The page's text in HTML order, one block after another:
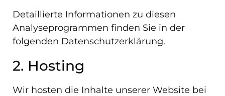
Detaillierte Informationen zu diesen
Analyseprogrammen finden Sie in der
folgenden Datenschutzerklärung.
2. Hosting
Wir hosten die Inhalte unserer Website bei